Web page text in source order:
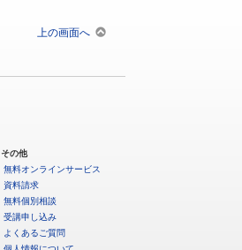
上の画面へ
その他
無料オンラインサービス
資料請求
無料個別相談
受講申し込み
よくあるご質問